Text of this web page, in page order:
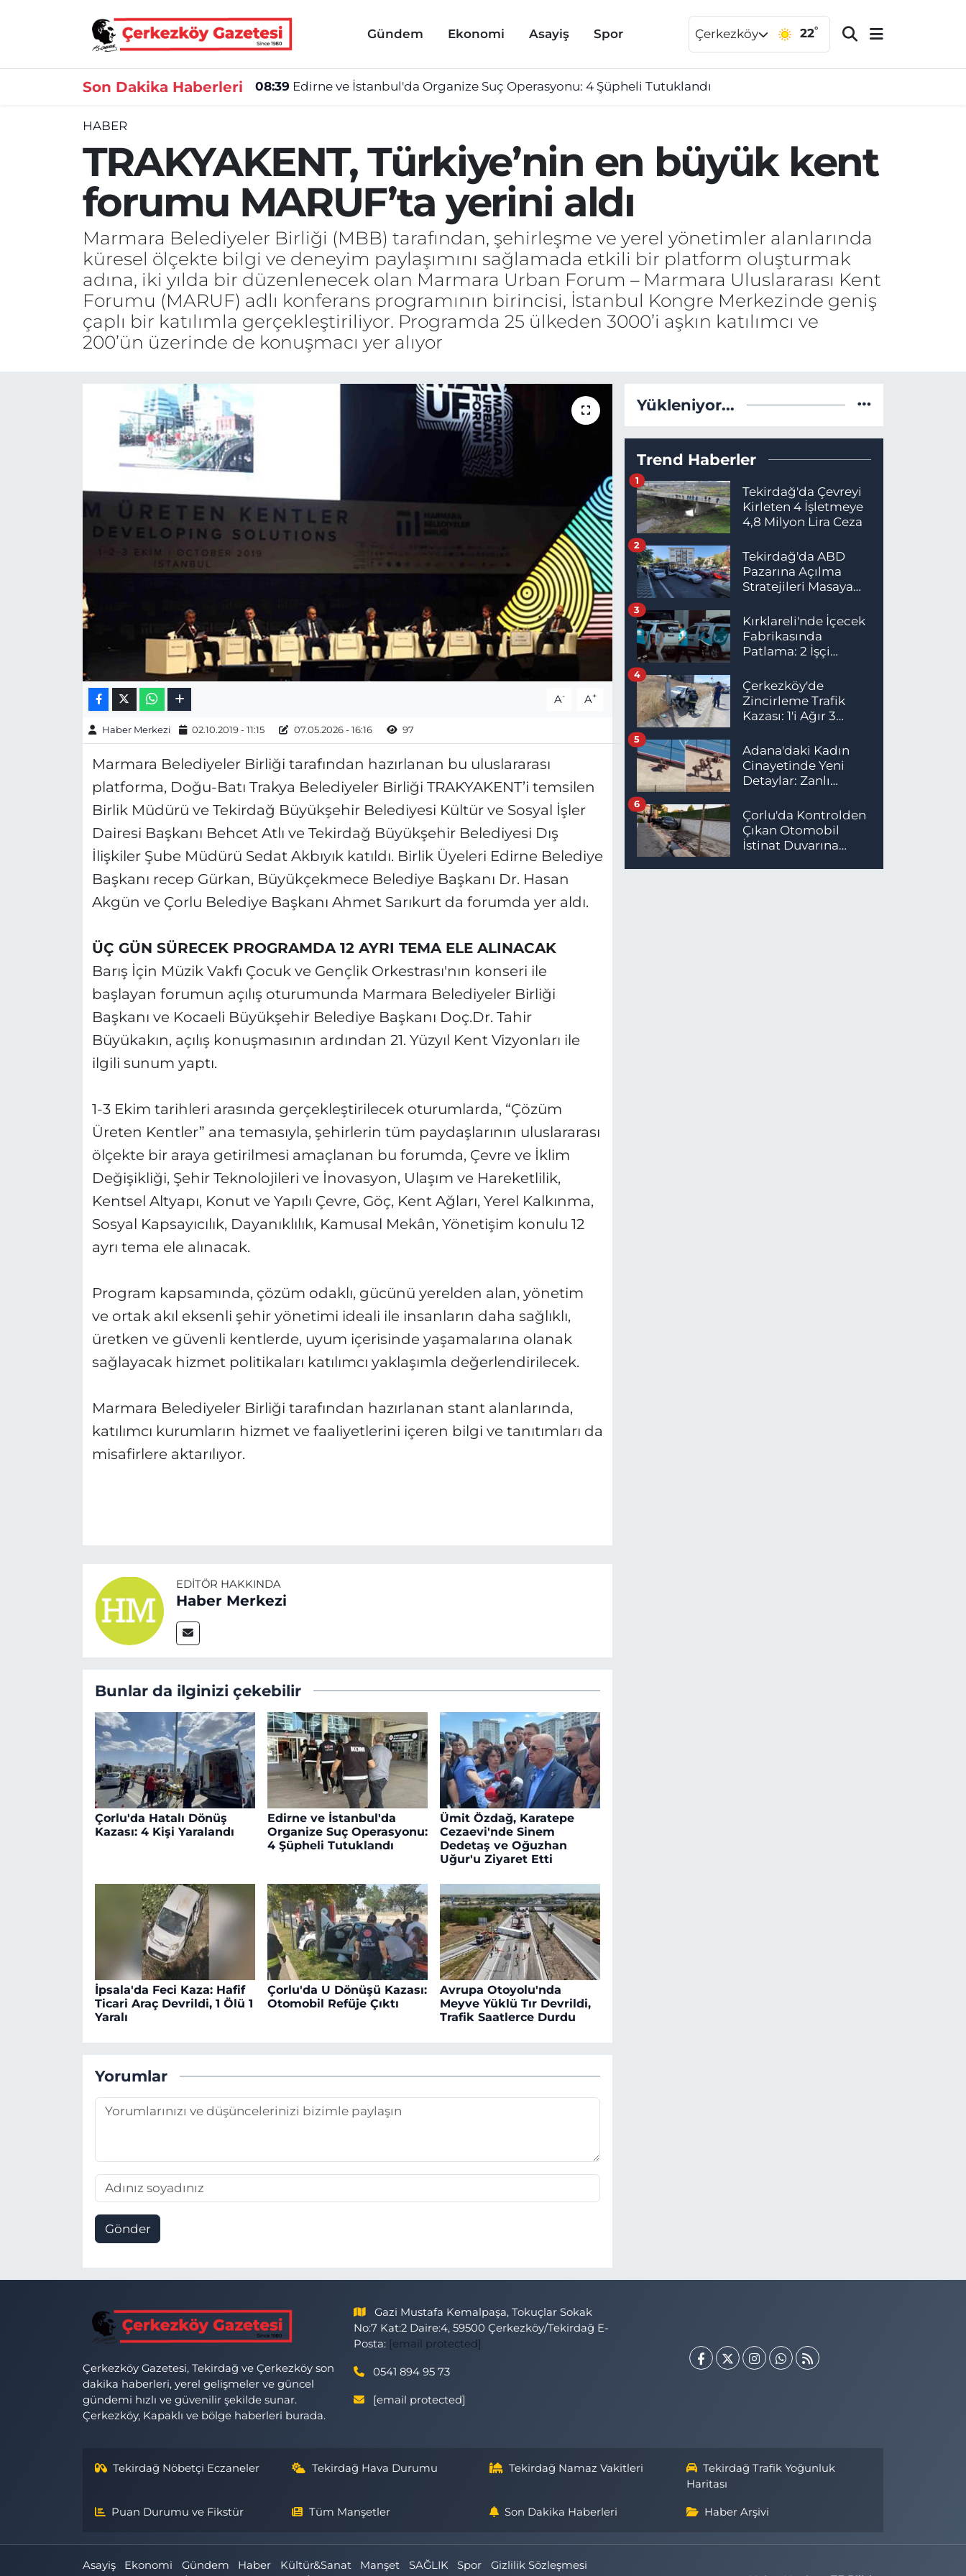
Gündem Ekonomi Asayiş Spor Çerkezköy 22°
Son Dakika Haberleri 08:39 Edirne ve İstanbul'da Organize Suç Operasyonu: 4 Şüpheli Tutuklandı
HABER
TRAKYAKENT, Türkiye’nin en büyük kent
forumu MARUF’ta yerini aldı
Marmara Belediyeler Birliği (MBB) tarafından, şehirleşme ve yerel yönetimler alanlarında
küresel ölçekte bilgi ve deneyim paylaşımını sağlamada etkili bir platform oluşturmak
adına, iki yılda bir düzenlenecek olan Marmara Urban Forum – Marmara Uluslararası Kent
Forumu (MARUF) adlı konferans programının birincisi, İstanbul Kongre Merkezinde geniş
çaplı bir katılımla gerçekleştiriliyor. Programda 25 ülkeden 3000’i aşkın katılımcı ve
200’ün üzerinde de konuşmacı yer alıyor
A- A+
Haber Merkezi 02.10.2019 - 11:15 07.05.2026 - 16:16 97
Marmara Belediyeler Birliği tarafından hazırlanan bu uluslararası
platforma, Doğu-Batı Trakya Belediyeler Birliği TRAKYAKENT’i temsilen
Birlik Müdürü ve Tekirdağ Büyükşehir Belediyesi Kültür ve Sosyal İşler
Dairesi Başkanı Behcet Atlı ve Tekirdağ Büyükşehir Belediyesi Dış
İlişkiler Şube Müdürü Sedat Akbıyık katıldı. Birlik Üyeleri Edirne Belediye
Başkanı recep Gürkan, Büyükçekmece Belediye Başkanı Dr. Hasan
Akgün ve Çorlu Belediye Başkanı Ahmet Sarıkurt da forumda yer aldı.
ÜÇ GÜN SÜRECEK PROGRAMDA 12 AYRI TEMA ELE ALINACAK
Barış İçin Müzik Vakfı Çocuk ve Gençlik Orkestrası'nın konseri ile
başlayan forumun açılış oturumunda Marmara Belediyeler Birliği
Başkanı ve Kocaeli Büyükşehir Belediye Başkanı Doç.Dr. Tahir
Büyükakın, açılış konuşmasının ardından 21. Yüzyıl Kent Vizyonları ile
ilgili sunum yaptı.
1-3 Ekim tarihleri arasında gerçekleştirilecek oturumlarda, “Çözüm
Üreten Kentler” ana temasıyla, şehirlerin tüm paydaşlarının uluslararası
ölçekte bir araya getirilmesi amaçlanan bu forumda, Çevre ve İklim
Değişikliği, Şehir Teknolojileri ve İnovasyon, Ulaşım ve Hareketlilik,
Kentsel Altyapı, Konut ve Yapılı Çevre, Göç, Kent Ağları, Yerel Kalkınma,
Sosyal Kapsayıcılık, Dayanıklılık, Kamusal Mekân, Yönetişim konulu 12
ayrı tema ele alınacak.
Program kapsamında, çözüm odaklı, gücünü yerelden alan, yönetim
ve ortak akıl eksenli şehir yönetimi ideali ile insanların daha sağlıklı,
üretken ve güvenli kentlerde, uyum içerisinde yaşamalarına olanak
sağlayacak hizmet politikaları katılımcı yaklaşımla değerlendirilecek.
Marmara Belediyeler Birliği tarafından hazırlanan stant alanlarında,
katılımcı kurumların hizmet ve faaliyetlerini içeren bilgi ve tanıtımları da
misafirlere aktarılıyor.
EDITÖR HAKKINDA
Haber Merkezi
Bunlar da ilginizi çekebilir
Çorlu'da Hatalı Dönüş
Kazası: 4 Kişi Yaralandı
Edirne ve İstanbul'da
Organize Suç Operasyonu:
4 Şüpheli Tutuklandı
Ümit Özdağ, Karatepe
Cezaevi'nde Sinem
Dedetaş ve Oğuzhan
Uğur'u Ziyaret Etti
İpsala'da Feci Kaza: Hafif
Ticari Araç Devrildi, 1 Ölü 1
Yaralı
Çorlu'da U Dönüşü Kazası:
Otomobil Refüje Çıktı
Avrupa Otoyolu'nda
Meyve Yüklü Tır Devrildi,
Trafik Saatlerce Durdu
Yorumlar
Gönder
Yükleniyor...
Trend Haberler
Tekirdağ'da Çevreyi
Kirleten 4 İşletmeye
4,8 Milyon Lira Ceza
1
Tekirdağ'da ABD
Pazarına Açılma
Stratejileri Masaya
2
Kırklareli'nde İçecek
Fabrikasında
Patlama: 2 İşçi
3
Çerkezköy'de
Zincirleme Trafik
Kazası: 1'i Ağır 3
4
Adana'daki Kadın
Cinayetinde Yeni
Detaylar: Zanlı
Yakalandı
5
Çorlu'da Kontrolden
Çıkan Otomobil
İstinat Duvarına
6
Çerkezköy Gazetesi, Tekirdağ ve Çerkezköy son
dakika haberleri, yerel gelişmeler ve güncel
gündemi hızlı ve güvenilir şekilde sunar.
Çerkezköy, Kapaklı ve bölge haberleri burada.
Gazi Mustafa Kemalpaşa, Tokuçlar Sokak
No:7 Kat:2 Daire:4, 59500 Çerkezköy/Tekirdağ E-
Posta: [email protected]
0541 894 95 73
[email protected]
Tekirdağ Nöbetçi Eczaneler Tekirdağ Hava Durumu Tekirdağ Namaz Vakitleri
Tekirdağ Trafik Yoğunluk
Haritası
Puan Durumu ve Fikstür Tüm Manşetler Son Dakika Haberleri Haber Arşivi
Asayiş Ekonomi Gündem Haber Kültür&Sanat Manşet SAĞLIK Spor
Gizlilik Sözleşmesi
Ekonomi
Gündem
Kültür&Sanat
Manşet
SAĞLIK
Gizlilik Sözleşmesi
Topluluk Kuralları
Yayın İlkeleri
Tekirdağ Nöbetçi Eczaneler
Tekirdağ Hava Durumu
Tekirdağ Namaz Vakitleri
Tekirdağ Trafik Yoğunluk Haritası
Süper Lig Puan Durumu ve Fikstür
Tüm Manşetler
Son Dakika Haberleri
Haber Arşivi